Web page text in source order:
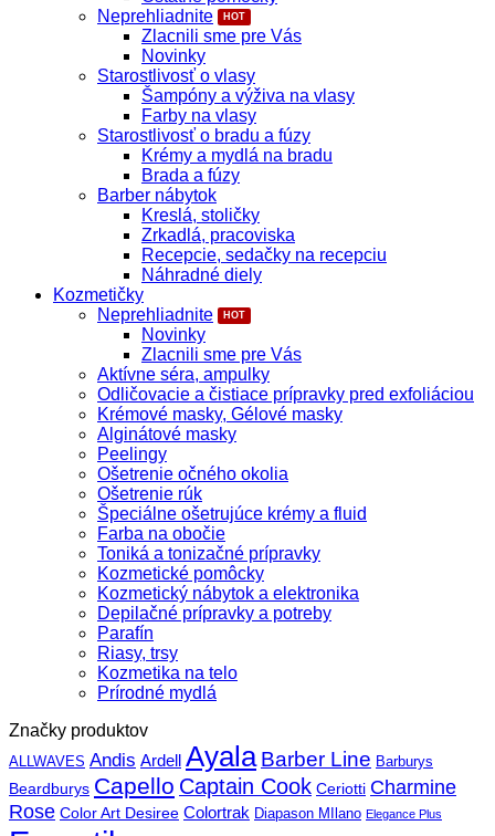
Neprehliadnite
Zlacnili sme pre Vás
Novinky
Starostlivosť o vlasy
Šampóny a výživa na vlasy
Farby na vlasy
Starostlivosť o bradu a fúzy
Krémy a mydlá na bradu
Brada a fúzy
Barber nábytok
Kreslá, stoličky
Zrkadlá, pracoviska
Recepcie, sedačky na recepciu
Náhradné diely
Kozmetičky
Neprehliadnite
Novinky
Zlacnili sme pre Vás
Aktívne séra, ampulky
Odličovacie a čistiace prípravky pred exfoliáciou
Krémové masky, Gélové masky
Alginátové masky
Peelingy
Ošetrenie očného okolia
Ošetrenie rúk
Špeciálne ošetrujúce krémy a fluid
Farba na obočie
Toniká a tonizačné prípravky
Kozmetické pomôcky
Kozmetický nábytok a elektronika
Depilačné prípravky a potreby
Parafín
Riasy, trsy
Kozmetika na telo
Prírodné mydlá
Značky produktov
ALLWAVES Andis Ardell Ayala Barber Line Barburys
Beardburys Capello Captain Cook Ceriotti Charmine
Rose Color Art Desiree Colortrak Diapason MIlano Elegance Plus